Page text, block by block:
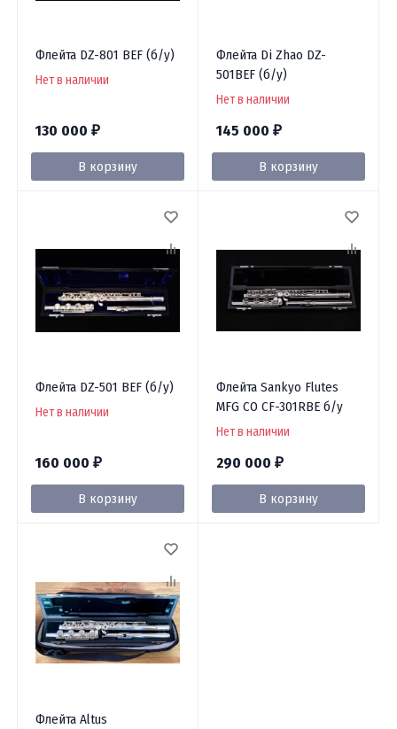
Флейта DZ-801 BEF (б/у)
Нет в наличии
130 000 ₽
В корзину
Флейта Di Zhao DZ-
501BEF (б/у)
Нет в наличии
145 000 ₽
В корзину
Флейта DZ-501 BEF (б/у)
Нет в наличии
160 000 ₽
В корзину
Флейта Sankyo Flutes
MFG CO CF-301RBE б/у
Нет в наличии
290 000 ₽
В корзину
Флейта Altus